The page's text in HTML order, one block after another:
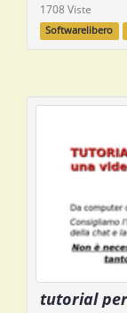
1708 Viste
Softwarelibero